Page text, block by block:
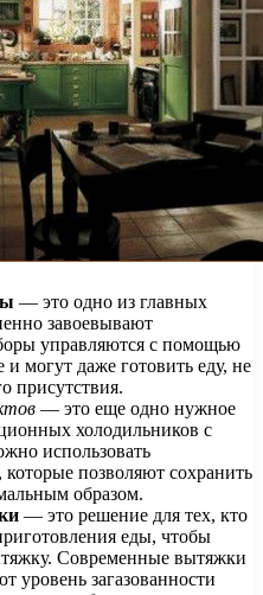
— это одно из главных
завоевывают
управляются с помощью
могут даже готовить еду, не
присутствия.
— это еще одно нужное
холодильников с
использовать
позволяют сохранить
образом.
— это решение для тех, кто
еды, чтобы
Современные вытяжки
уровень загазованности